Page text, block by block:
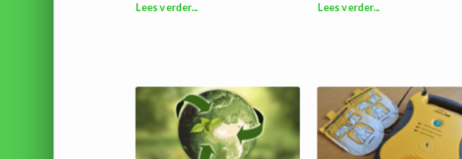
Lees verder... Lees verder...